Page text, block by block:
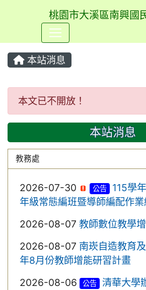
桃園市大溪區南興國
本站消息
本文已不開放！
本文已不開放！
本站消息
教務處
2026-07-30 公告
115學
年級常態編班暨導師編配作
2026-08-07 教師數位教學
2026-08-07 南崁自造教育
年8月份教師增能研習計畫
2026-08-06
公告
清華大學